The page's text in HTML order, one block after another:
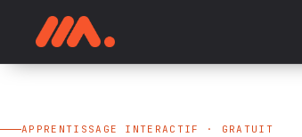
APPRENTISSAGE INTERACTIF · GRATUIT